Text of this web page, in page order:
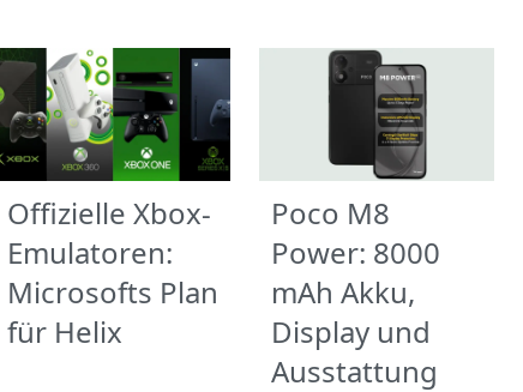
Offizielle Xbox-
Emulatoren:
Microsofts Plan
für Helix
Poco M8
Power: 8000
mAh Akku,
Display und
Ausstattung